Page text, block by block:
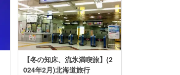
【冬の知床、流氷満喫旅】(2
024年2月)北海道旅行